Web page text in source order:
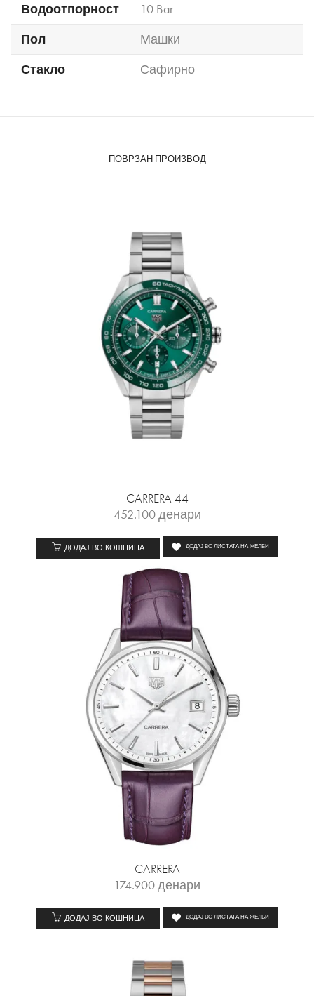
Водоотпорност
10 Bar
Пол
Машки
Стакло
Сафирно
ПОВРЗАН ПРОИЗВОД
CARRERA 44
452.100денари
ДОДАЈ ВО КОШНИЦА ДОДАЈ ВО ЛИСТАТА НА ЖЕЛБИ
CARRERA
174.900денари
ДОДАЈ ВО КОШНИЦА ДОДАЈ ВО ЛИСТАТА НА ЖЕЛБИ